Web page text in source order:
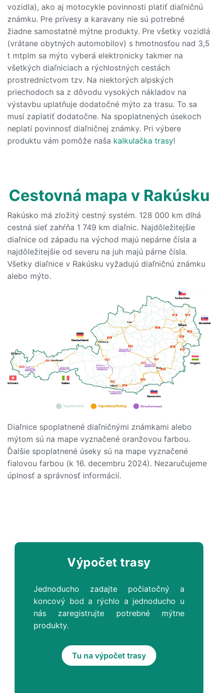
vozidla), ako aj motocykle povinnosti platiť diaľničnú
známku. Pre prívesy a karavany nie sú potrebné
žiadne samostatné mýtne produkty. Pre všetky vozidlá
(vrátane obytných automobilov) s hmotnosťou nad 3,5
t mtplm sa mýto vyberá elektronicky takmer na
všetkých diaľniciach a rýchlostných cestách
prostredníctvom tzv. Na niektorých alpských
priechodoch sa z dôvodu vysokých nákladov na
výstavbu uplatňuje dodatočné mýto za trasu. To sa
musí zaplatiť dodatočne. Na spoplatnených úsekoch
neplatí povinnosť diaľničnej známky. Pri výbere
produktu vám pomôže naša kalkulačka trasy!
Cestovná mapa v Rakúsku
Rakúsko má zložitý cestný systém. 128 000 km dlhá
cestná sieť zahŕňa 1 749 km diaľnic. Najdôležitejšie
diaľnice od západu na východ majú nepárne čísla a
najdôležitejšie od severu na juh majú párne čísla.
Všetky diaľnice v Rakúsku vyžadujú diaľničnú známku
alebo mýto.
Diaľnice spoplatnené diaľničnými známkami alebo
mýtom sú na mape vyznačené oranžovou farbou.
Ďalšie spoplatnené úseky sú na mape vyznačené
fialovou farbou (k 16. decembru 2024). Nezaručujeme
úplnosť a správnosť informácií.
Výpočet trasy
Jednoducho zadajte počiatočný a
koncový bod a rýchlo a jednoducho u
nás zaregistrujte potrebné mýtne
produkty.
Tu na výpočet trasy